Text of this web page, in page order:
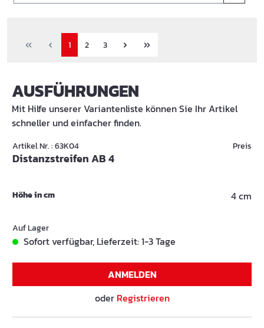
1 2 3
AUSFÜHRUNGEN
Mit Hilfe unserer Variantenliste können Sie Ihr Artikel
schneller und einfacher finden.
Artikel Nr. : 63K04
Distanzstreifen AB 4
Preis
Höhe in cm 4 cm
Auf Lager
Sofort verfügbar, Lieferzeit: 1-3 Tage
ANMELDEN
oder Registrieren